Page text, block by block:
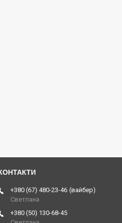
+380 (67) 480-23-46 вайбер
Светлана
+380 (50) 130-68-45